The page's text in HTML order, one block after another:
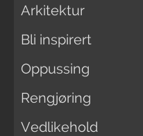
Arkitektur
Bli inspirert
Oppussing
Rengjøring
Vedlikehold